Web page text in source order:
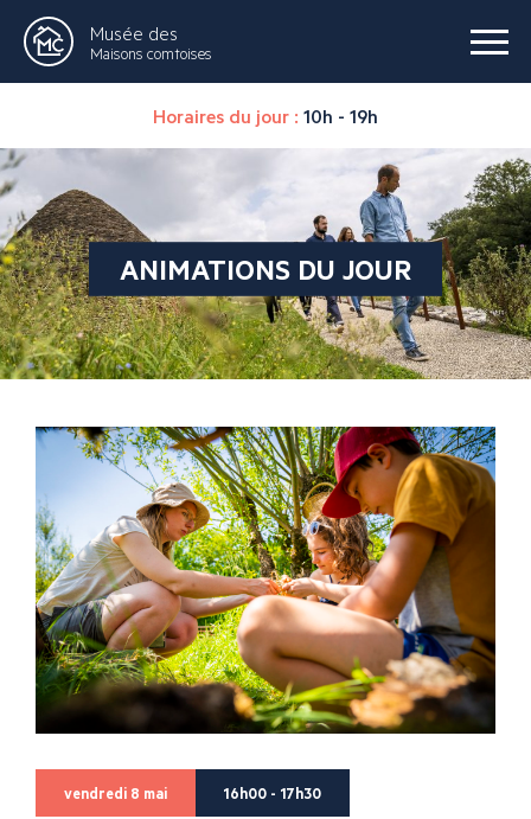
Musée des
Maisons comtoises
Horaires du jour : 10h - 19h
ANIMATIONS DU JOUR
vendredi 8 mai 16h00 - 17h30